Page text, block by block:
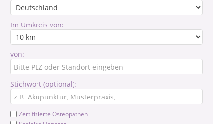
Im Umkreis von:
von:
Stichwort (optional):
Zertifizierte Osteopathen